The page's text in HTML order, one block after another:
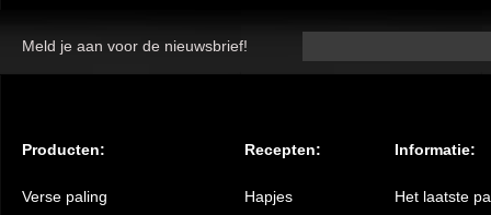
Meld je aan voor de nieuwsbrief!
Producten:
Verse paling
Recepten:
Hapjes
Informatie:
Het laatste